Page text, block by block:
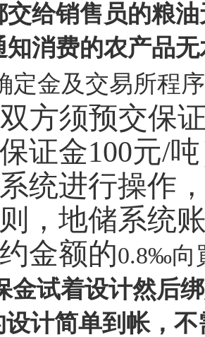
交给销售员的粮
知消费的农产品
定金及交易所程
方须预交保
证金100元/
统进行操作
，地储系统
金额的0.8‰向
金试着设计然后
计简单到帐，